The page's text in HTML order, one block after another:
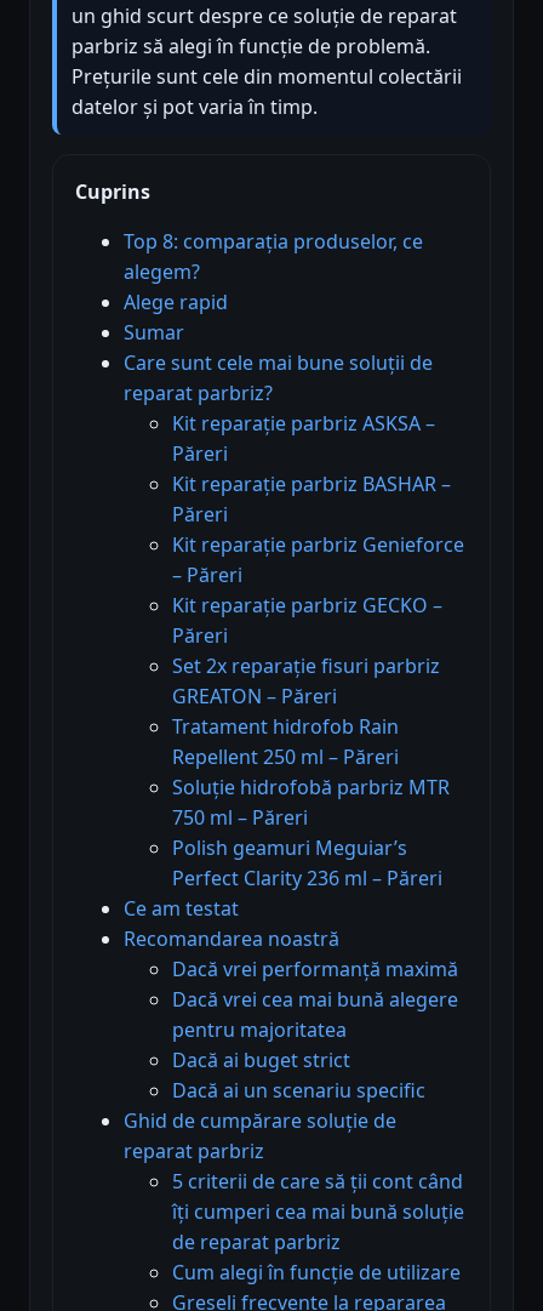
un ghid scurt despre ce soluție de reparat
parbriz să alegi în funcție de problemă.
Prețurile sunt cele din momentul colectării
datelor și pot varia în timp.
Cuprins
Top 8: comparația produselor, ce
alegem?
Alege rapid
Sumar
Care sunt cele mai bune soluții de
reparat parbriz?
Kit reparație parbriz ASKSA –
Păreri
Kit reparație parbriz BASHAR –
Păreri
Kit reparație parbriz Genieforce
– Păreri
Kit reparație parbriz GECKO –
Păreri
Set 2x reparație fisuri parbriz
GREATON – Păreri
Tratament hidrofob Rain
Repellent 250 ml – Păreri
Soluție hidrofobă parbriz MTR
750 ml – Păreri
Polish geamuri Meguiar’s
Perfect Clarity 236 ml – Păreri
Ce am testat
Recomandarea noastră
Dacă vrei performanță maximă
Dacă vrei cea mai bună alegere
pentru majoritatea
Dacă ai buget strict
Dacă ai un scenariu specific
Ghid de cumpărare soluție de
reparat parbriz
5 criterii de care să ții cont când
îți cumperi cea mai bună soluție
de reparat parbriz
Cum alegi în funcție de utilizare
Greșeli frecvente la repararea